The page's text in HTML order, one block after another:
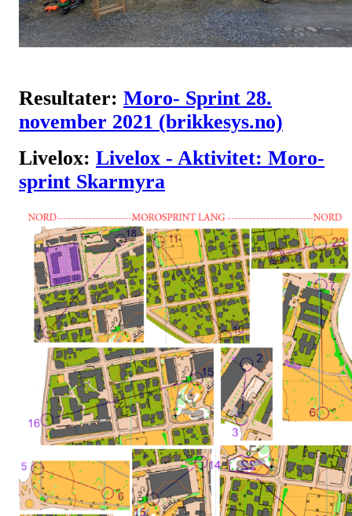
Resultater: Moro- Sprint 28.
november 2021 (brikkesys.no)
Livelox: Livelox - Aktivitet: Moro-
sprint Skarmyra